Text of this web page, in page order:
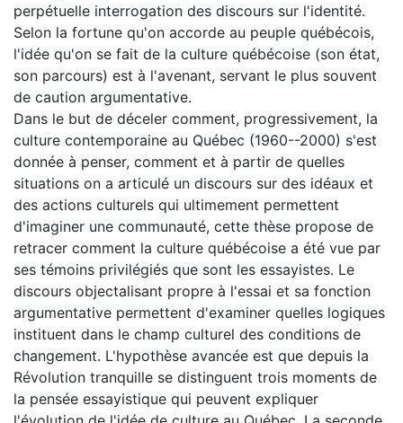
perpétuelle interrogation des discours sur l'identité.
Selon la fortune qu'on accorde au peuple québécois,
l'idée qu'on se fait de la culture québécoise (son état,
son parcours) est à l'avenant, servant le plus souvent
de caution argumentative.
Dans le but de déceler comment, progressivement, la
culture contemporaine au Québec (1960--2000) s'est
donnée à penser, comment et à partir de quelles
situations on a articulé un discours sur des idéaux et
des actions culturels qui ultimement permettent
d'imaginer une communauté, cette thèse propose de
retracer comment la culture québécoise a été vue par
ses témoins privilégiés que sont les essayistes. Le
discours objectalisant propre à l'essai et sa fonction
argumentative permettent d'examiner quelles logiques
instituent dans le champ culturel des conditions de
changement. L'hypothèse avancée est que depuis la
Révolution tranquille se distinguent trois moments de
la pensée essayistique qui peuvent expliquer